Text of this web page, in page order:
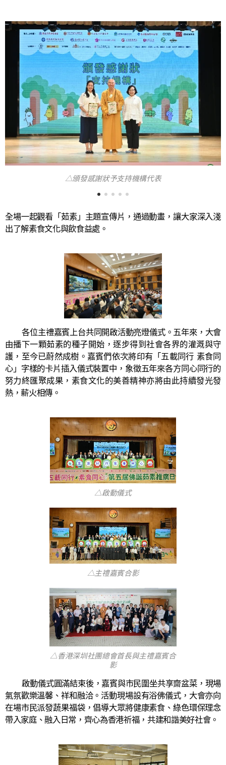
△頒發感謝狀予支持機構代表
全場一起觀看「茹素」主題宣傳片，通過動畫，讓大家深入淺
出了解素食文化與飲食益處。
各位主禮嘉賓上台共同開啟活動亮燈儀式。五年來，大會
由播下一顆茹素的種子開始，逐步得到社會各界的灌溉與守
護，至今已蔚然成樹。嘉賓們依次將印有「五載同行 素食同
心」字樣的卡片插入儀式裝置中，象徵五年來各方同心同行的
努力終匯聚成果，素食文化的美善精神亦將由此持續發光發
熱，薪火相傳。
△啟動儀式
△主禮嘉賓合影
△香港深圳社團總會首長與主禮嘉賓合
影
啟動儀式圓滿結束後，嘉賓與市民圍坐共享齋盆菜，現場
氣氛歡樂溫馨、祥和融洽。活動現場設有浴佛儀式，大會亦向
在場市民派發蔬果福袋，倡導大眾將健康素食、綠色環保理念
帶入家庭、融入日常，齊心為香港祈福，共建和諧美好社會。